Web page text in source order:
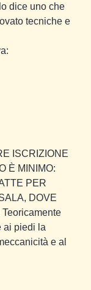
dice uno che
tecniche e
ISCRIZIONE
È MINIMO:
PER
DOVE
Teoricamente
ai piedi la
e al